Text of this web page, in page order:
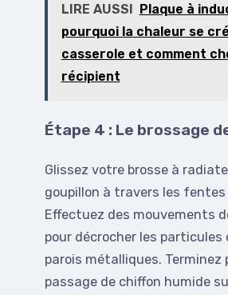
LIRE AUSSI Plaque à
pourquoi la chaleur se
casserole et comment
récipient
Étape 4 : Le brossage
Glissez votre brosse à
goupillon à travers les fentes
Effectuez des mouvements
pour décrocher les particules
parois métalliques. Terminez
passage de chiffon humide